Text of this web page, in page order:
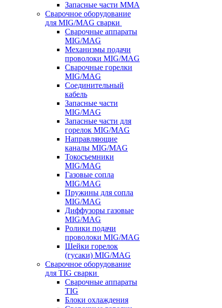
Запасные части MMA
Сварочное оборудование
для MIG/MAG сварки
Сварочные аппараты
MIG/MAG
Механизмы подачи
проволоки MIG/MAG
Сварочные горелки
MIG/MAG
Соединительный
кабель
Запасные части
MIG/MAG
Запасные части для
горелок MIG/MAG
Направляющие
каналы MIG/MAG
Токосъемники
MIG/MAG
Газовые сопла
MIG/MAG
Пружины для сопла
MIG/MAG
Диффузоры газовые
MIG/MAG
Ролики подачи
проволоки MIG/MAG
Шейки горелок
(гусаки) MIG/MAG
Сварочное оборудование
для TIG сварки
Сварочные аппараты
TIG
Блоки охлаждения